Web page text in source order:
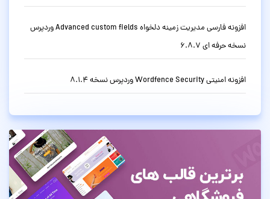
افزونه فارسی مدیریت زمینه دلخواه Advanced custom fields وردپرس
نسخه حرفه ای 6.8.7
افزونه امنیتی Wordfence Security وردپرس نسخه 8.1.4